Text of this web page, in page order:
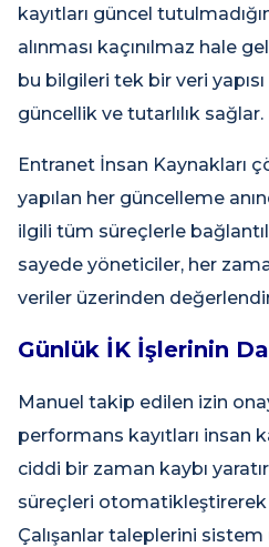
kayıtları güncel
alınması kaçınılmaz hale
bu bilgileri tek bir veri
güncellik ve tutarlılık sağlar.
Entranet İnsan Kaynakları
yapılan her güncelleme
ilgili tüm süreçlerle
sayede yöneticiler, her
veriler üzerinden
Günlük İK İşlerinin
Manuel takip edilen izin
performans kayıtları insan
ciddi bir zaman kaybı
süreçleri otomatikleştirerek iş
Çalışanlar taleplerini